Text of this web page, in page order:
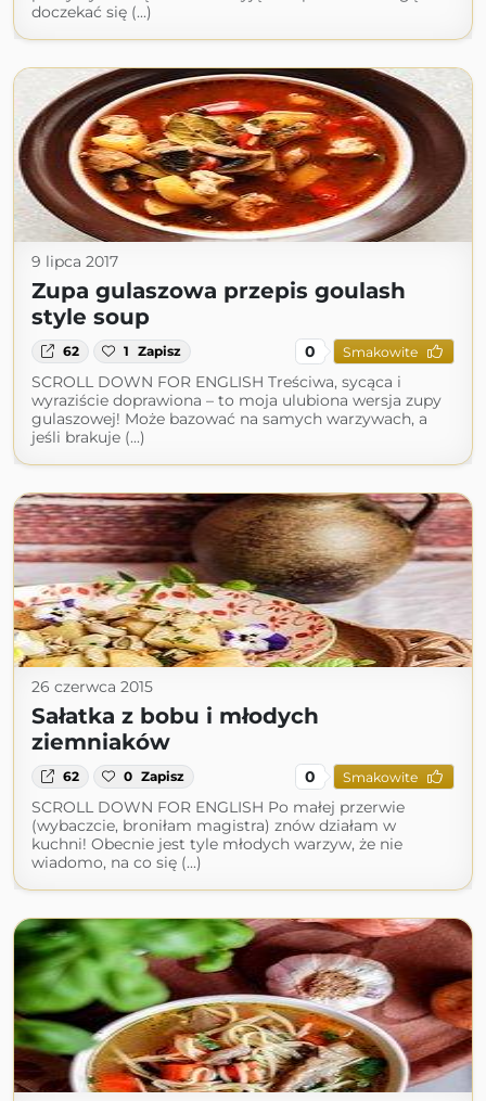
doczekać się (...)
9 lipca 2017
Zupa gulaszowa przepis goulash
style soup
62 1 Zapisz 0 Smakowite
SCROLL DOWN FOR ENGLISH Treściwa, sycąca i
wyraziście doprawiona – to moja ulubiona wersja zupy
gulaszowej! Może bazować na samych warzywach, a
jeśli brakuje (...)
26 czerwca 2015
Sałatka z bobu i młodych
ziemniaków
62 0 Zapisz 0 Smakowite
SCROLL DOWN FOR ENGLISH Po małej przerwie
(wybaczcie, broniłam magistra) znów działam w
kuchni! Obecnie jest tyle młodych warzyw, że nie
wiadomo, na co się (...)